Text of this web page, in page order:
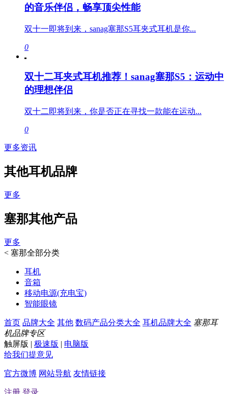
的音乐伴侣，畅享顶尖性能
双十一即将到来，sanag塞那S5耳夹式耳机是你...
0
双十二耳夹式耳机推荐！sanag塞那S5：运动中
的理想伴侣
双十二即将到来，你是否正在寻找一款能在运动...
0
更多资讯
其他耳机品牌
更多
塞那其他产品
更多
< 塞那全部分类
耳机
音箱
移动电源(充电宝)
智能眼镜
首页 品牌大全 其他 数码产品分类大全 耳机品牌大全 塞那耳
机品牌专区
触屏版 | 极速版 | 电脑版
给我们提意见
官方微博 网站导航 友情链接
注册 登录